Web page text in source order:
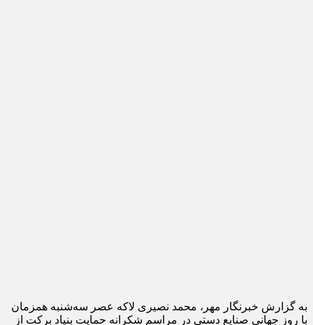
به گزارش خبرنگار مهر، محمد نصیری لاکه عصر سه‌شنبه همزمان
با روز جهانی صنایع دستی در مراسم شکرانه حمایت بنیاد برکت از